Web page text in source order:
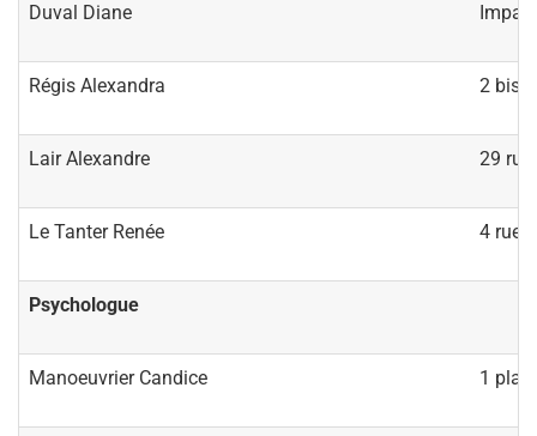
Duval Diane
Régis Alexandra 2 bis
Lair Alexandre 29 rue
Le Tanter Renée 4 rue
Psychologue
Manoeuvrier Candice 1